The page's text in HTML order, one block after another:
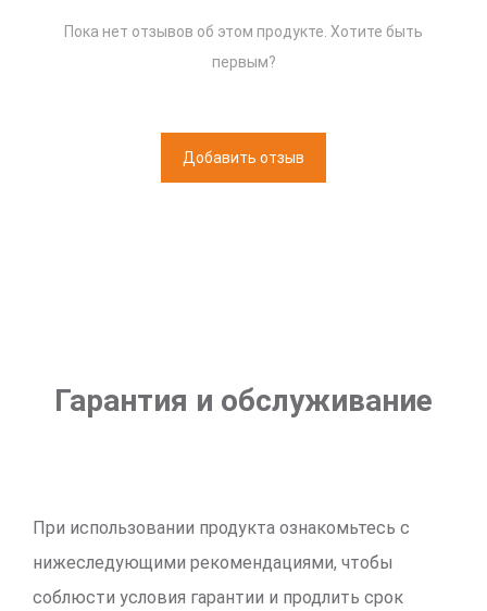
Пока нет отзывов об этом продукте. Хотите быть
первым?
Добавить отзыв
Гарантия и обслуживание
При использовании продукта ознакомьтесь с
нижеследующими рекомендациями, чтобы
соблюсти условия гарантии и продлить срок